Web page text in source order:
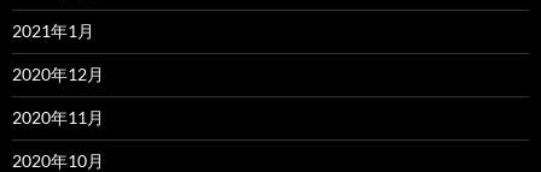
2021年1月
2020年12月
2020年11月
2020年10月